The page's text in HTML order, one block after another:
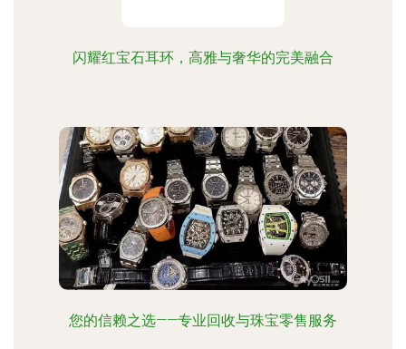
闪耀红宝石耳环，高雅与奢华的完美融合
您的信赖之选——专业回收与珠宝零售服务